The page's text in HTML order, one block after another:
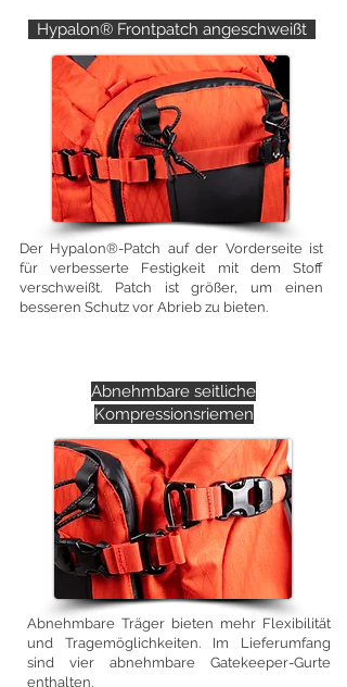
Hypalon® Frontpatch angeschweißt
Der Hypalon®-Patch auf der Vorderseite ist
für verbesserte Festigkeit mit dem Stoff
verschweißt. Patch ist größer, um einen
besseren Schutz vor Abrieb zu bieten.
Abnehmbare seitliche
Kompressionsriemen
Abnehmbare Träger bieten mehr Flexibilität
und Tragemöglichkeiten. Im Lieferumfang
sind vier abnehmbare Gatekeeper-Gurte
enthalten.